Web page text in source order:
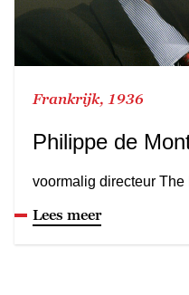
Frankrijk, 1936
Philippe de
voormalig directeur The
Lees meer